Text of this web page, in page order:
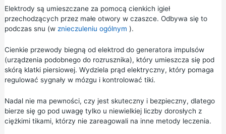
Elektrody są umieszczane za pomocą cienkich igieł
przechodzących przez małe otwory w czaszce. Odbywa się to
podczas snu (w znieczuleniu ogólnym ).
Cienkie przewody biegną od elektrod do generatora impulsów
(urządzenia podobnego do rozrusznika), który umieszcza się pod
skórą klatki piersiowej. Wydziela prąd elektryczny, który pomaga
regulować sygnały w mózgu i kontrolować tiki.
Nadal nie ma pewności, czy jest skuteczny i bezpieczny, dlatego
bierze się go pod uwagę tylko u niewielkiej liczby dorosłych z
ciężkimi tikami, którzy nie zareagowali na inne metody leczenia.